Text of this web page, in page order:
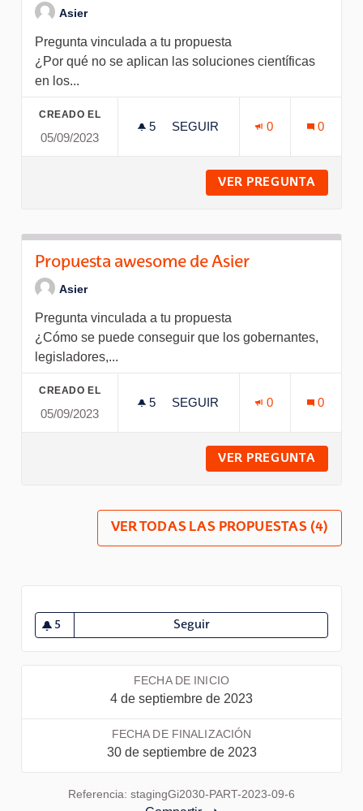
Asier
Pregunta vinculada a tu propuesta
¿Por qué no se aplican las soluciones científicas
en los...
CREADO EL
05/09/2023
5 5 SEGUIDORAS
SEGUIR
0 0
VER PREGUNTA
Propuesta awesome de Asier
Asier
Pregunta vinculada a tu propuesta
¿Cómo se puede conseguir que los gobernantes,
legisladores,...
CREADO EL
05/09/2023
5 5 SEGUIDORAS
SEGUIR
0 0
VER PREGUNTA
VER TODAS LAS PROPUESTAS (4)
5
5 seguidoras
SeguirProceso prueba
FECHA DE INICIO
4 de septiembre de 2023
FECHA DE FINALIZACIÓN
30 de septiembre de 2023
Referencia: stagingGi2030-PART-2023-09-6